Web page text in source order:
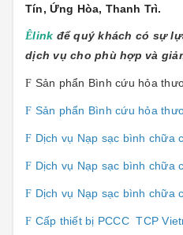
Tín, Ứng Hòa, Thanh Trì.
Êlink để quý khách có sự
dịch vụ cho phù hợp và
F Sản phẩn Bình cứu hỏa
F Sản phẩn Bình cứu hỏa
F Dịch vụ Nạp sạc bình chữa
F Dịch vụ Nạp sạc bình chữa
F Dịch vụ Nạp sạc bình chữa
F Cấp thiết bị PCCC TCP